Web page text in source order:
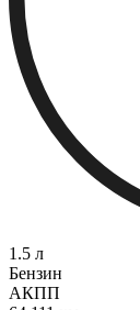
1.5 л
Бензин
АКПП